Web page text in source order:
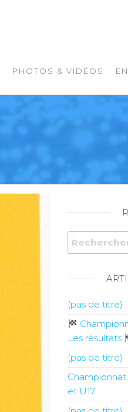
PHOTOS & VIDÉOS
(pas de titre)
Les résultats
(pas de titre)
et U17